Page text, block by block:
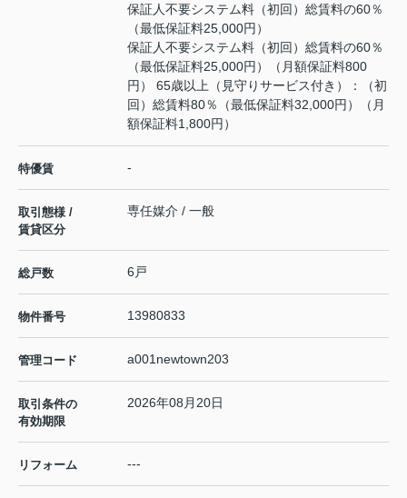
保証人不要システム料（初回）総賃料の60％
（最低保証料25,000円）
保証人不要システム料（初回）総賃料の60％
（最低保証料25,000円）（月額保証料800
円） 65歳以上（見守りサービス付き）：（初
回）総賃料80％（最低保証料32,000円）（月
額保証料1,800円）
特優賃 -
取引態様 /
賃貸区分
専任媒介 / 一般
総戸数 6戸
物件番号 13980833
管理コード a001newtown203
取引条件の
有効期限
2026年08月20日
リフォーム ---